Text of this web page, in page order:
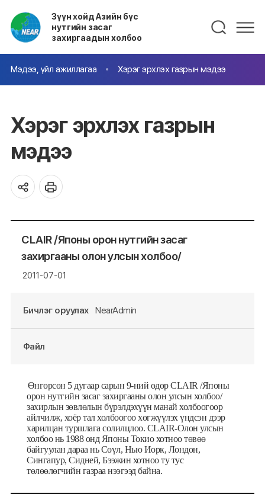
Зүүн хойд Азийн бүс
нутгийн засаг
захиргаадын холбоо
Мэдээ, үйл ажиллагаа Хэрэг эрхлэх газрын мэдээ
Хэрэг эрхлэх газрын
мэдээ
CLAIR /Японы орон нутгийн засаг
захиргааны олон улсын холбоо/
2011-07-01
Бичлэг оруулах NearAdmin
Файл
Өнгөрсөн 5 дугаар сарын 9-ний өдөр CLAIR /Японы
орон нутгийн засаг захиргааны олон улсын холбоо/
захирлын зөвлөлын бүрэлдэхүүн манай холбоогоор
айлчилж, хоёр тал холбоогоо хөгжүүлэх үндсэн дээр
харилцан туршлага солилцлоо. CLAIR-Олон улсын
холбоо нь 1988 онд Японы Токио хотноо төвөө
байгуулан дараа нь Сөүл, Нью Иорк, Лондон,
Сингапур, Сидней, Бээжин хотноо ту тус
төлөөлөгчийн газраа нээгээд байна.